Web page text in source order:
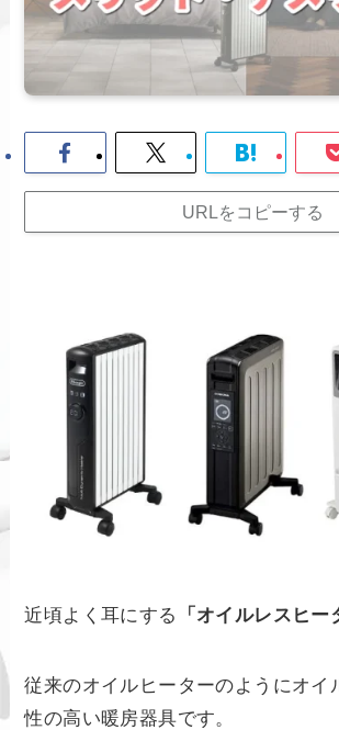
URLをコピーする
近頃よく耳にする 「オイルレスヒー
従来のオイルヒーターのようにオイ
性の高い暖房器具です。